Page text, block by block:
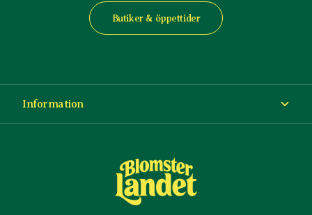
Butiker & öppettider
Information
Köp- och leveransvillkor